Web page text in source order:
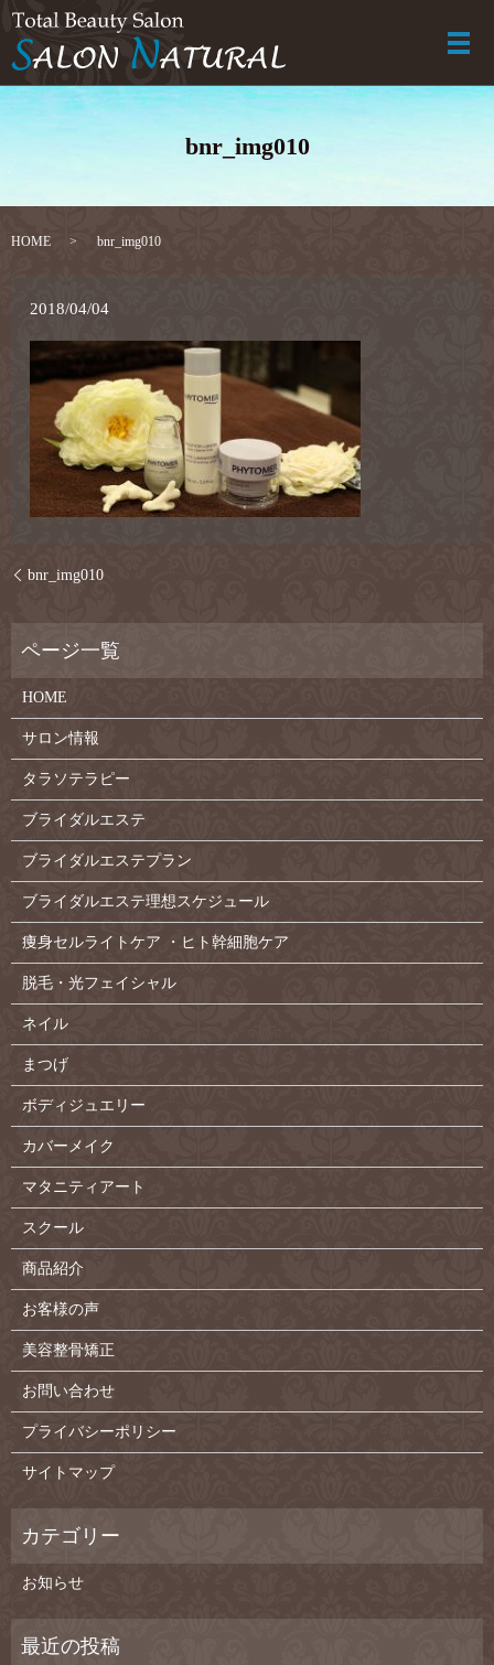
メ
bnr_img010
HOME bnr_img010
2018/04/04
bnr_img010
HOME
サロン情報
タラソテラピー
ブライダルエステ
ブライダルエステプラン
ブライダルエステ理想スケジュール
痩身セルライトケア ・ヒト幹細胞ケア
脱毛・光フェイシャル
ネイル
まつげ
ボディジュエリー
カバーメイク
マタニティアート
スクール
商品紹介
お客様の声
美容整骨矯正
お問い合わせ
プライバシーポリシー
サイトマップ
お知らせ